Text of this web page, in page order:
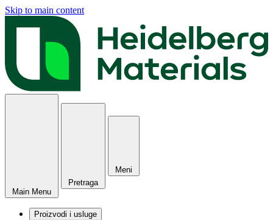
Skip to main content
Main Menu
Pretraga
Meni
Proizvodi i usluge